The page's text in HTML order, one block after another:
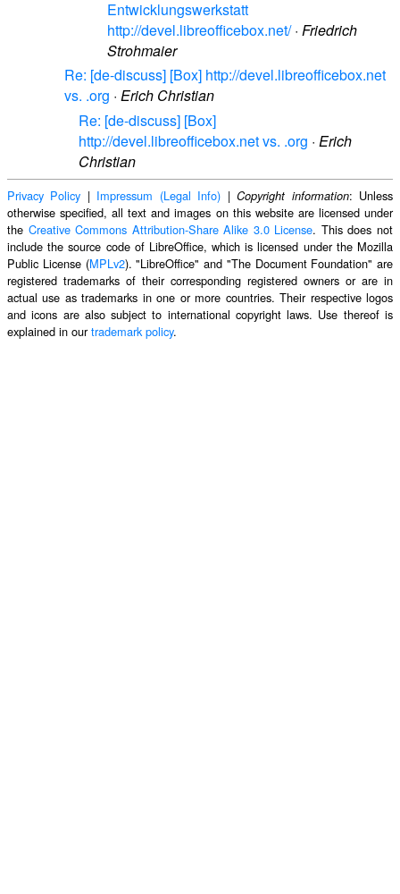
Entwicklungswerkstatt
http://devel.libreofficebox.net/· Friedrich
Strohmaier
Re: [de-discuss] [Box] http://devel.libreofficebox.net
vs. .org · Erich Christian
Re: [de-discuss] [Box]
http://devel.libreofficebox.net vs. .org · Erich
Christian
Privacy Policy | Impressum (Legal Info) |Copyright information: Unless
otherwise specified, all text and images on this website are licensed under
the Creative Commons Attribution-Share Alike 3.0 License. This does not
include the source code of LibreOffice, which is licensed under the Mozilla
Public License (MPLv2). "LibreOffice" and "The Document Foundation" are
registered trademarks of their corresponding registered owners or are in
actual use as trademarks in one or more countries. Their respective logos
and icons are also subject to international copyright laws. Use thereof is
explained in ourtrademark policy.